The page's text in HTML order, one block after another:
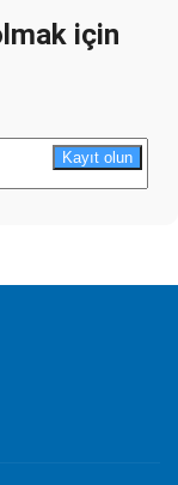
için
Kayıt olun